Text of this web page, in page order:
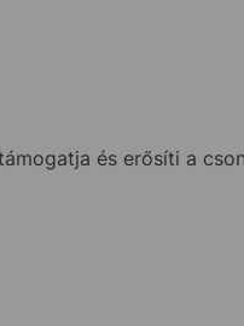
és erősíti a